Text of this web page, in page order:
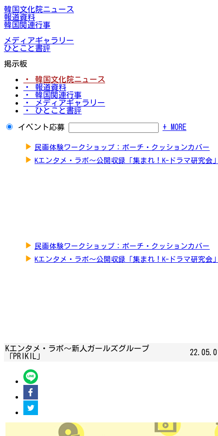
韓国文化院ニュース
報道資料
韓国関連行事
メディアギャラリー
ひとこと書評
掲示板
・ 韓国文化院ニュース
・ 報道資料
・ 韓国関連行事
・ メディアギャラリー
・ ひとこと書評
イベント応募 + MORE
▶ 民画体験ワークショップ：ポーチ・クッションカバー
▶ Kエンタメ・ラボ～公開収録「集まれ！K-ドラマ研究会
▶ 民画体験ワークショップ：ポーチ・クッションカバー
▶ Kエンタメ・ラボ～公開収録「集まれ！K-ドラマ研究会
Kエンタメ・ラボ～新人ガールズグループ
「PRIKIL」